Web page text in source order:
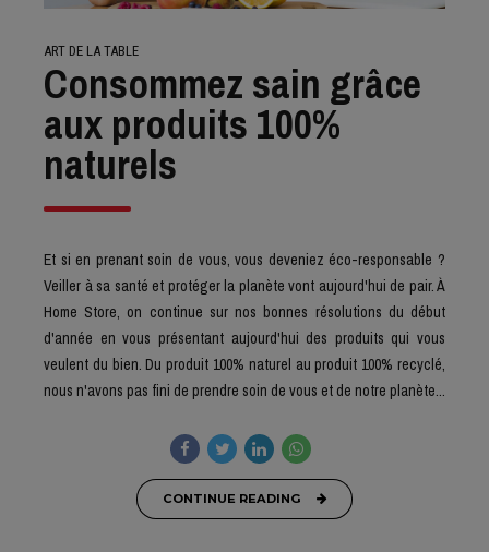
ART DE LA TABLE
Consommez sain grâce
aux produits 100%
naturels
Et si en prenant soin de vous, vous deveniez éco-responsable ?
Veiller à sa santé et protéger la planète vont aujourd'hui de pair. À
Home Store, on continue sur nos bonnes résolutions du début
d'année en vous présentant aujourd'hui des produits qui vous
veulent du bien. Du produit 100% naturel au produit 100% recyclé,
nous n'avons pas fini de prendre soin de vous et de notre planète...
CONTINUE READING